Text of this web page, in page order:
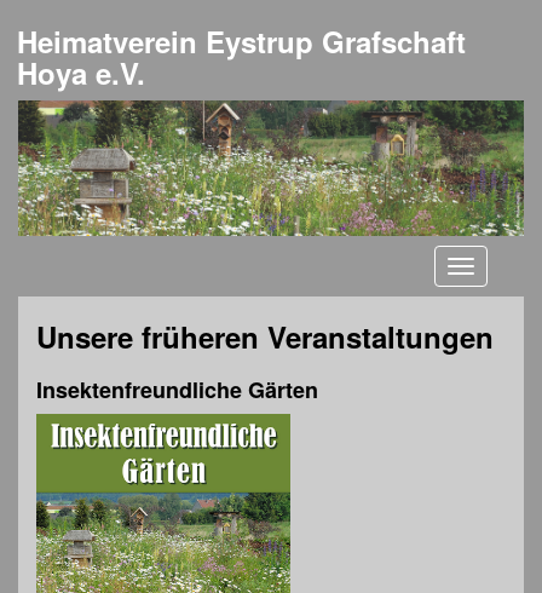
Heimatverein Eystrup Grafschaft
Hoya e.V.
Toggle
Unsere früheren Veranstaltungen
Insektenfreundliche Gärten